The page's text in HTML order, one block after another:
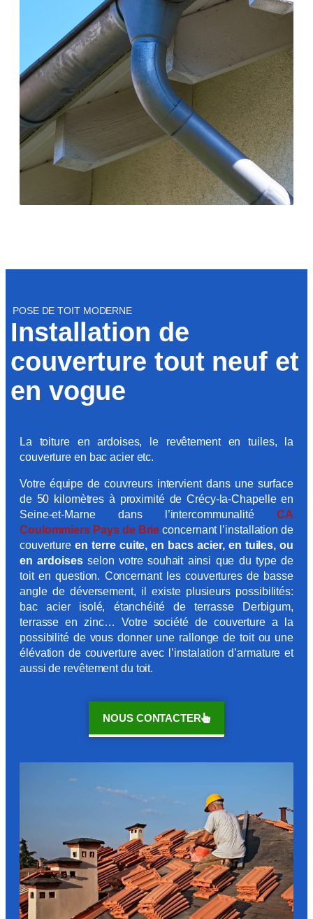
POSE DE TOIT MODERNE
Installation de
couverture tout neuf et
en vogue
La toiture en ardoises, le revêtement en tuiles, la
couverture en bac acier etc.
Votre équipe de couvreurs intervient dans une surface
de 50 kilomètres à proximité de Crécy-la-Chapelle en
Seine-et-Marne dans l’intercommunalitéCA
Coulommiers Pays de Brie concernant l’installation de
couvertureen terre cuite, en bacs acier, en tuiles, ou
en ardoisesselon votre souhait ainsi que du type de
toit en question. Concernant les couvertures de basse
angle de déversement, il existe plusieurs possibilités:
bac acier isolé, étanchéité de terrasse Derbigum,
terrasse en zinc… Votre société de couverture a la
possibilité de vous donner une rallonge de toit ou une
élévation de couverture avec l’instalation d’armature et
aussi de revêtement du toit.
NOUS CONTACTER